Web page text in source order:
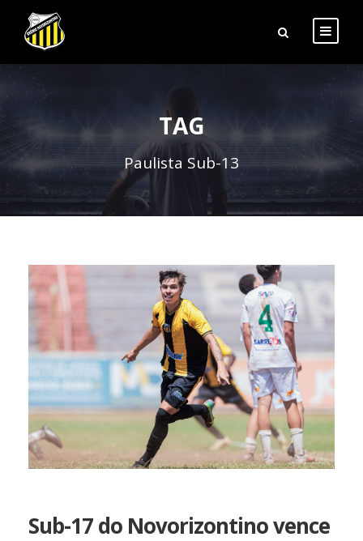
TAG
Paulista Sub-13
Sub-17 do Novorizontino vence